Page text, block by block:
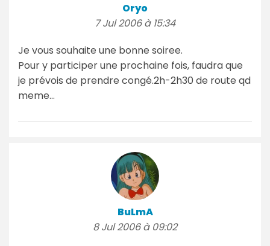
Oryo
7 Jul 2006 à 15:34
Je vous souhaite une bonne soiree.
Pour y participer une prochaine fois, faudra que
je prévois de prendre congé.2h-2h30 de route qd
meme...
BuLmA
8 Jul 2006 à 09:02